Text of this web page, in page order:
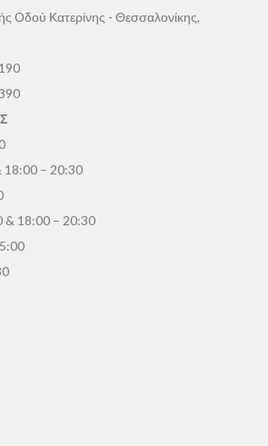
Οδού Κατερίνης - Θεσσαλονίκης,
18:00 – 20:30
& 18:00 – 20:30